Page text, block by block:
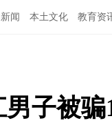
闻 本土文化 教育资
子被